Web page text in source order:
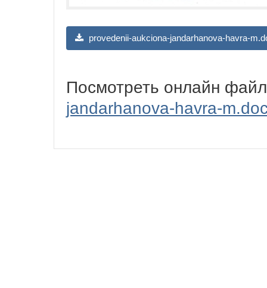
provedenii-aukciona-jandarhanova-havra-
Посмотреть онлайн
jandarhanova-havra-